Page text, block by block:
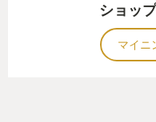
ショッ
マイニ